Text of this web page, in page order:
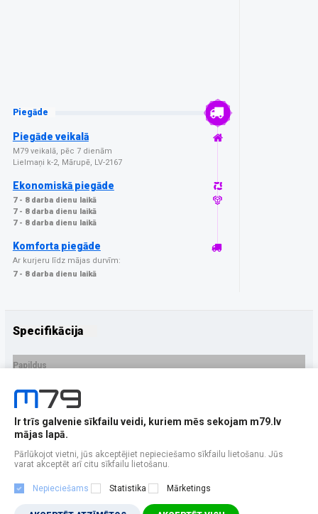
Piegāde
Piegāde veikalā
M79 veikalā, pēc 7 dienām
Lielmaņi k-2, Mārupē, LV-2167
Ekonomiskā piegāde
7 - 8 darba dienu laikā
7 - 8 darba dienu laikā
7 - 8 darba dienu laikā
Komforta piegāde
Ar kurjeru līdz mājas durvīm:
7 - 8 darba dienu laikā
Specifikācija
Papildus
Ražotājs
PRECES APRAKSTS
EAN - 5903108648639
Ir trīs galvenie sīkfailu veidi, kuriem mēs sekojam m79.lv
mājas lapā.
Pārlūkojot vietni, jūs akceptējiet nepieciešamo sīkfailu lietošanu. Jūs
varat akceptēt arī citu sīkfailu lietošanu.
Nepieciešams Statistika Mārketings